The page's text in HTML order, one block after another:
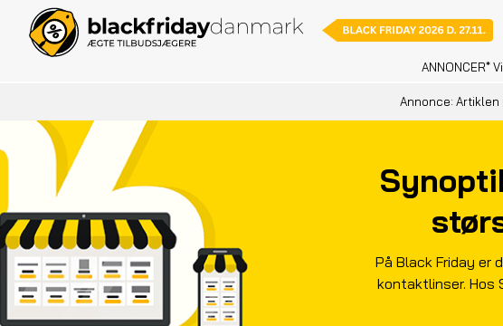
ANNONCER*
Annonce:
På Black Friday er
kontaktlinser. Hos